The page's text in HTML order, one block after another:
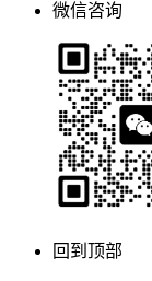
微信咨询
回到顶部